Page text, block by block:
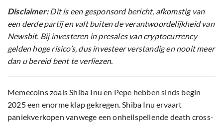
Disclaimer:Dit is een gesponsord bericht, afkomstig van
een derde partij en valt buiten de verantwoordelijkheid van
Newsbit. Bij investeren in presales van cryptocurrency
gelden hoge risico’s, dus investeer verstandig en nooit meer
dan u bereid bent te verliezen.
Memecoins zoals Shiba Inu en Pepe hebben sinds begin
2025 een enorme klap gekregen. Shiba Inu ervaart
paniekverkopen vanwege een onheilspellende death cross-